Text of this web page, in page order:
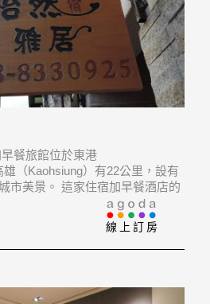
餐旅館位於東港
雄（Kaohsiung）有22公里，設有
市美景。 這家住宿加早餐酒店的
配有帶有線頻道的平面電視。 客
人浴室。 為了您的舒適，客房還
線上訂房